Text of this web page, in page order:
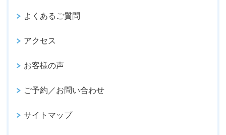
よくあるご質問
アクセス
お客様の声
ご予約／お問い合わせ
サイトマップ